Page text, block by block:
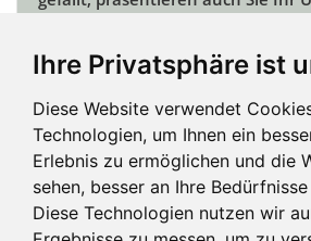
Ihre Privatsphäre ist
Diese Website verwendet
Technologien, um Ihnen ein
Erlebnis zu ermöglichen und die
sehen, besser an Ihre
Diese Technologien nutzen wir
Mein Unternehmen